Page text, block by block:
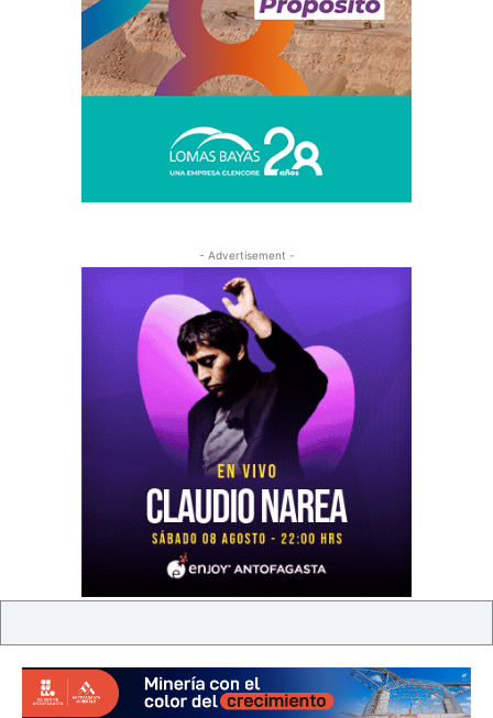
- Advertisement -